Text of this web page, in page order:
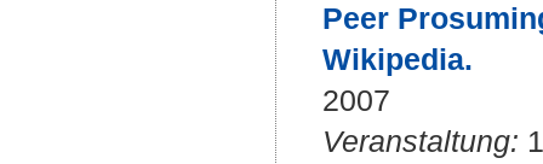
Peer
Wikipedia.
2007
Veranstaltung: